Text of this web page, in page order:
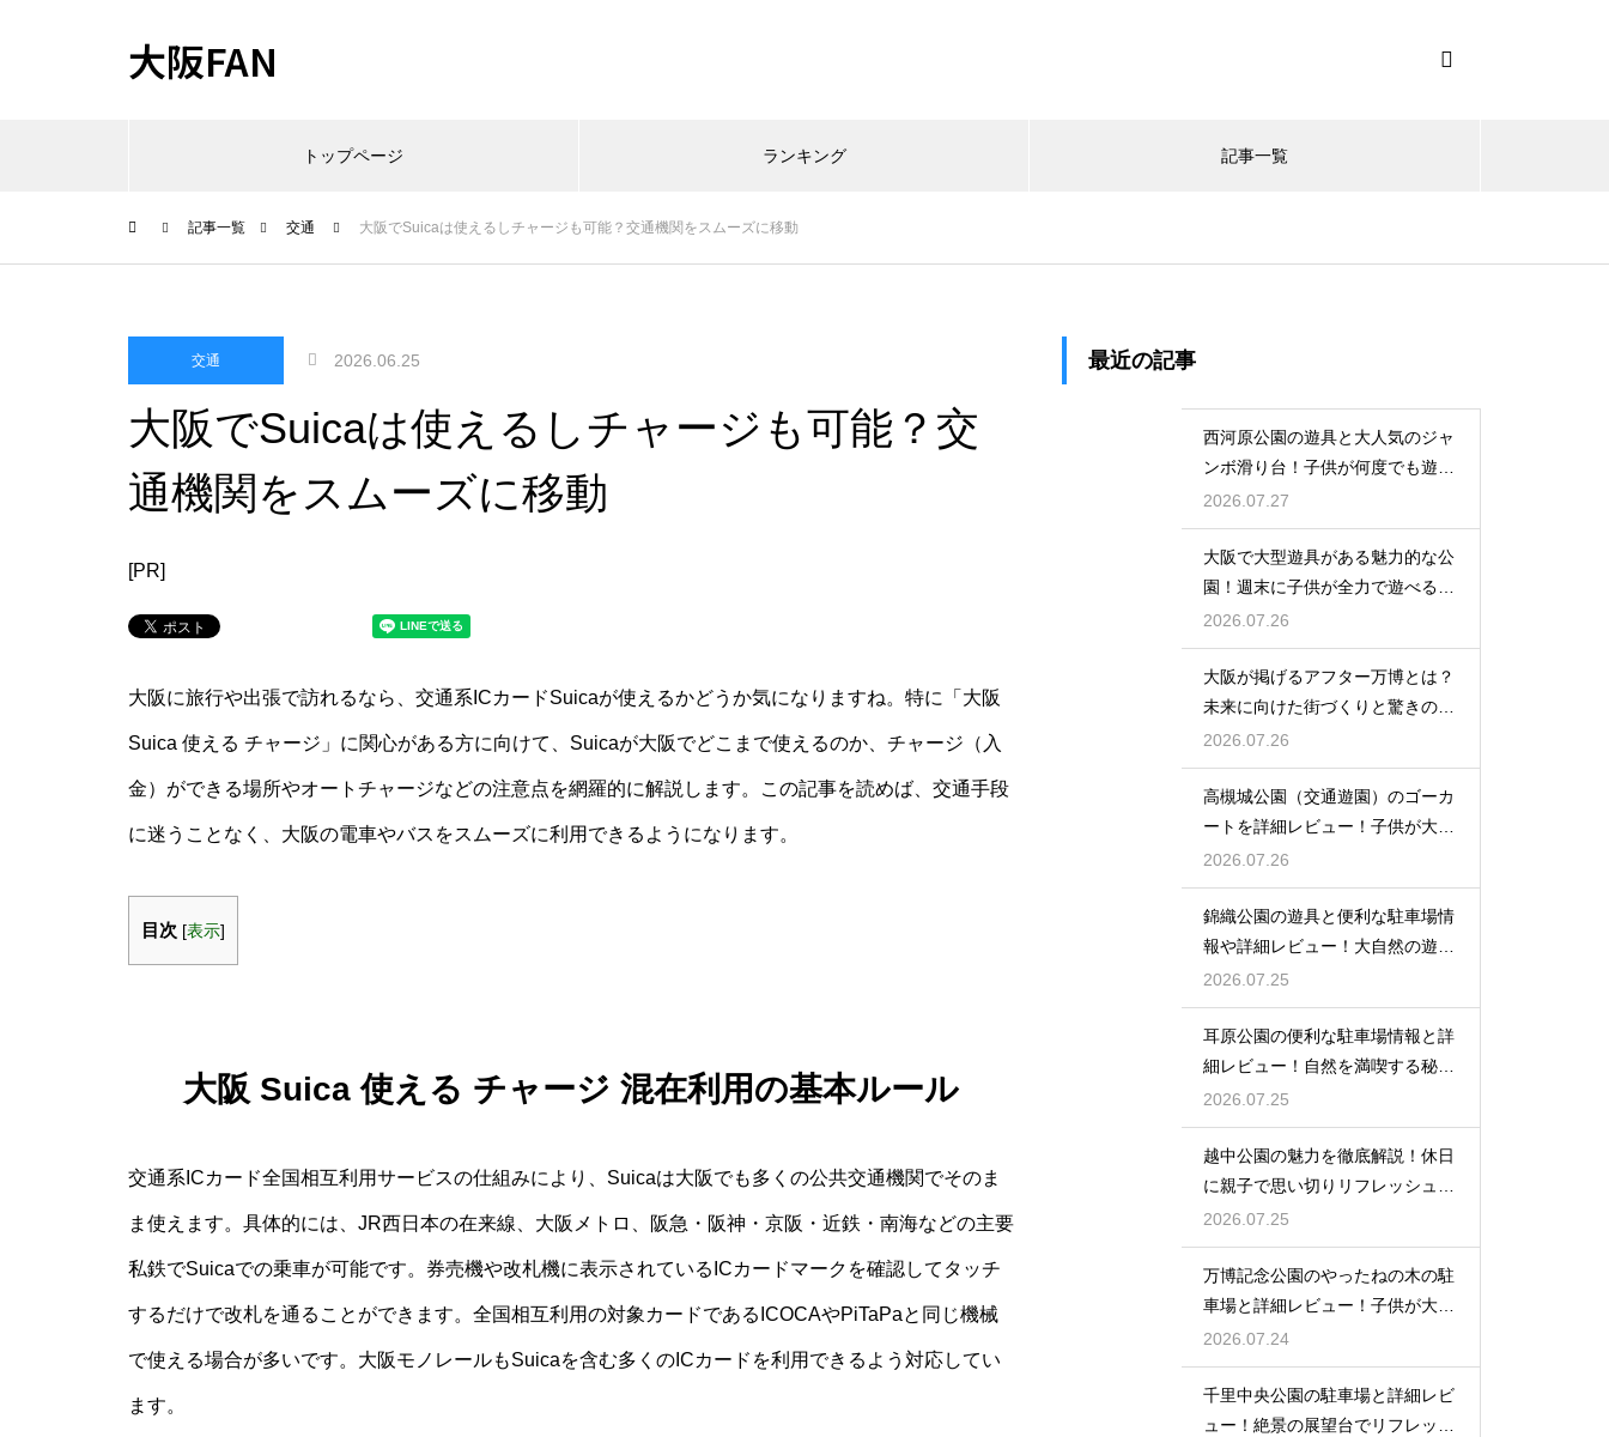
大阪FAN
トップページ ランキング 記事一覧
記事一覧 交通 大阪でSuicaは使えるしチャージも可能？交通機関をスムーズに移動
交通 2026.06.25
大阪でSuicaは使えるしチャージも可能？交
通機関をスムーズに移動
[PR]
大阪に旅行や出張で訪れるなら、交通系ICカードSuicaが使えるかどうか気になりますね。特に「大阪
Suica 使える チャージ」に関心がある方に向けて、Suicaが大阪でどこまで使えるのか、チャージ（入
金）ができる場所やオートチャージなどの注意点を網羅的に解説します。この記事を読めば、交通手段
に迷うことなく、大阪の電車やバスをスムーズに利用できるようになります。
目次 [表示]
大阪 Suica 使える チャージ 混在利用の基本ルール
交通系ICカード全国相互利用サービスの仕組みにより、Suicaは大阪でも多くの公共交通機関でそのま
ま使えます。具体的には、JR西日本の在来線、大阪メトロ、阪急・阪神・京阪・近鉄・南海などの主要
私鉄でSuicaでの乗車が可能です。券売機や改札機に表示されているICカードマークを確認してタッチ
するだけで改札を通ることができます。全国相互利用の対象カードであるICOCAやPiTaPaと同じ機械
で使える場合が多いです。大阪モノレールもSuicaを含む多くのICカードを利用できるよう対応してい
ます。
最近の記事
西河原公園の遊具と大人気のジャ
ンボ滑り台！子供が何度でも遊ぶ
穴場
2026.07.27
大阪で大型遊具がある魅力的な公
園！週末に子供が全力で遊べる場
所
2026.07.26
大阪が掲げるアフター万博とは？
未来に向けた街づくりと驚きの波
及効果
2026.07.26
高槻城公園（交通遊園）のゴーカ
ートを詳細レビュー！子供が大喜
び
2026.07.26
錦織公園の遊具と便利な駐車場情
報や詳細レビュー！大自然の遊び
場
2026.07.25
耳原公園の便利な駐車場情報と詳
細レビュー！自然を満喫する秘訣
を
2026.07.25
越中公園の魅力を徹底解説！休日
に親子で思い切りリフレッシュす
る
2026.07.25
万博記念公園のやったねの木の駐
車場と詳細レビュー！子供が大歓
喜
2026.07.24
千里中央公園の駐車場と詳細レビ
ュー！絶景の展望台でリフレッシ